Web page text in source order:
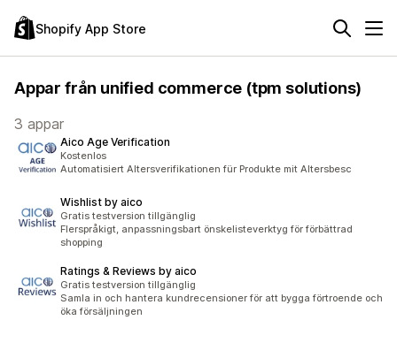
Shopify App Store
Appar från unified commerce (tpm solutions)
3 appar
Aico Age Verification
Kostenlos
Automatisiert Altersverifikationen für Produkte mit Altersbesc
Wishlist by aico
Gratis testversion tillgänglig
Flerspråkigt, anpassningsbart önskelisteverktyg för förbättrad
shopping
Ratings & Reviews by aico
Gratis testversion tillgänglig
Samla in och hantera kundrecensioner för att bygga förtroende och
öka försäljningen